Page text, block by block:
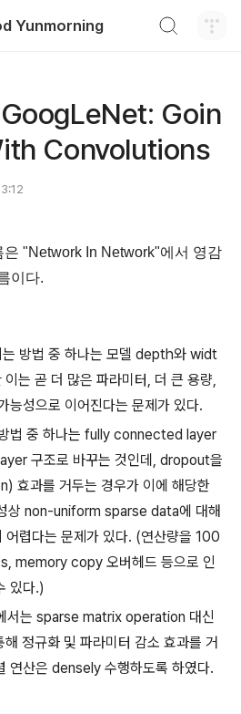
Yunmorning
Goin
Convolutions
은 "Network In Network"에서 영감
이다.
는 방법 중 하나는 모델 depth와 widt
는 곧 더 많은 파라미터, 더 큰 용량,
능성으로 이어진다는 문제가 있다.
법 중 하나는 fully connected layer
구조로 바꾸는 것인데, dropout을
효과를 거두는 경우가 이에 해당한
상 non-uniform sparse data에 대해
어렵다는 문제가 있다. (연산량을 100
memory copy 오버헤드 등으로 인
있다.)
서는 sparse matrix operation 대신
정규화 및 파라미터 감소 효과를 거
연산은 densely 수행하도록 하였다.